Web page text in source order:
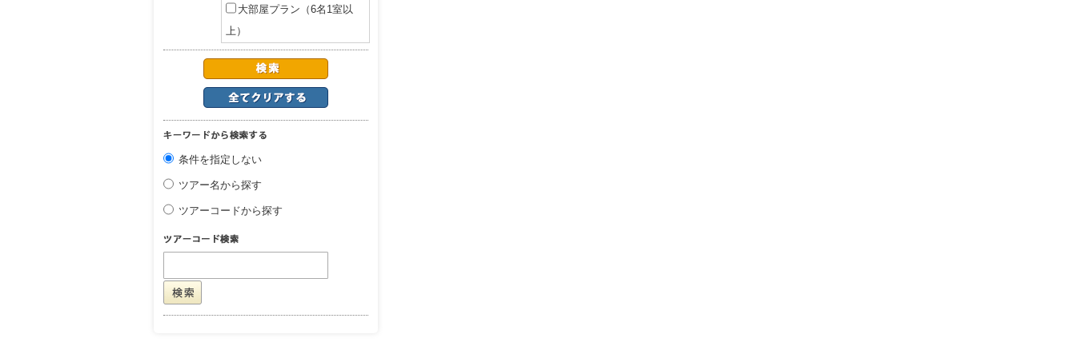
大部屋プラン（6名1室以
上）
条件を指定しない
ツアー名から探す
ツアーコードから探す